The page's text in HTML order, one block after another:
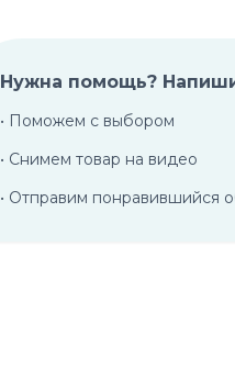
Нужна помощь?
• Поможем с выбором
• Снимем товар на видео
• Отправим понравившийся